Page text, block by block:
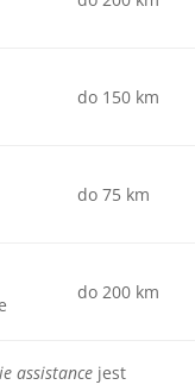
do 150 km
do 75 km
do 200 km
assistancejest